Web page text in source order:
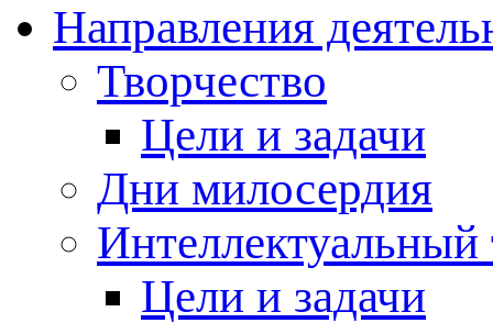
Направления
Творчество
Цели и задачи
Дни милосердия
Интеллектуальный
Цели и задачи